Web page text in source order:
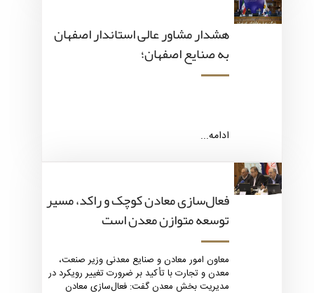
هشدار مشاور عالی استاندار اصفهان
به صنایع اصفهان؛
ادامه...
فعال‌سازی معادن کوچک و راکد، مسیر
توسعه متوازن معدن است
معاون امور معادن و صنایع معدنی وزیر صنعت،
معدن و تجارت با تأکید بر ضرورت تغییر رویکرد در
مدیریت بخش معدن گفت: فعال‌سازی معادن